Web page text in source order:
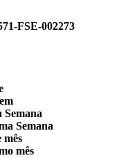
FSE-002273
Semana
Semana
mês
mês